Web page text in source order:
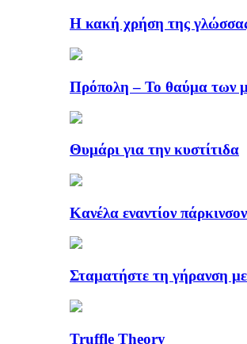
Η κακή χρήση της
Πρόπολη – Το θαύμα των
Θυμάρι για την κυστίτιδα
Κανέλα εναντίον πάρκινσον
Σταματήστε τη γήρανση
Truffle Theory